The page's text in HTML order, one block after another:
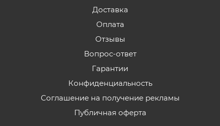
Доставка
Оплата
Отзывы
Вопрос-ответ
Гарантии
Конфиденциальность
Соглашение на получение рекламы
Публичная оферта